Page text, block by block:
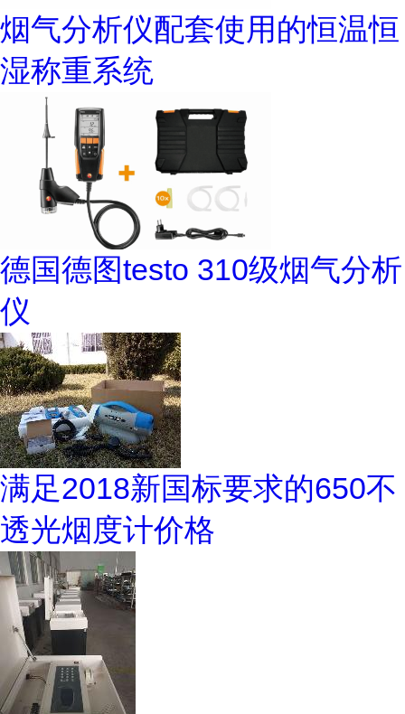
烟气分析仪配套使用的恒温恒
湿称重系统
德国德图testo 310级烟气分析
仪
满足2018新国标要求的650不
透光烟度计价格